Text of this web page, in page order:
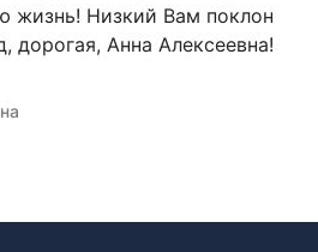
жизнь! Низкий Вам поклон
дорогая, Анна Алексеевна!